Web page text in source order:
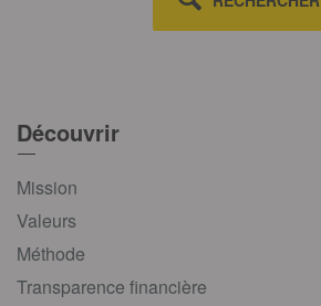
Découvrir
Mission
Valeurs
Méthode
Transparence financière